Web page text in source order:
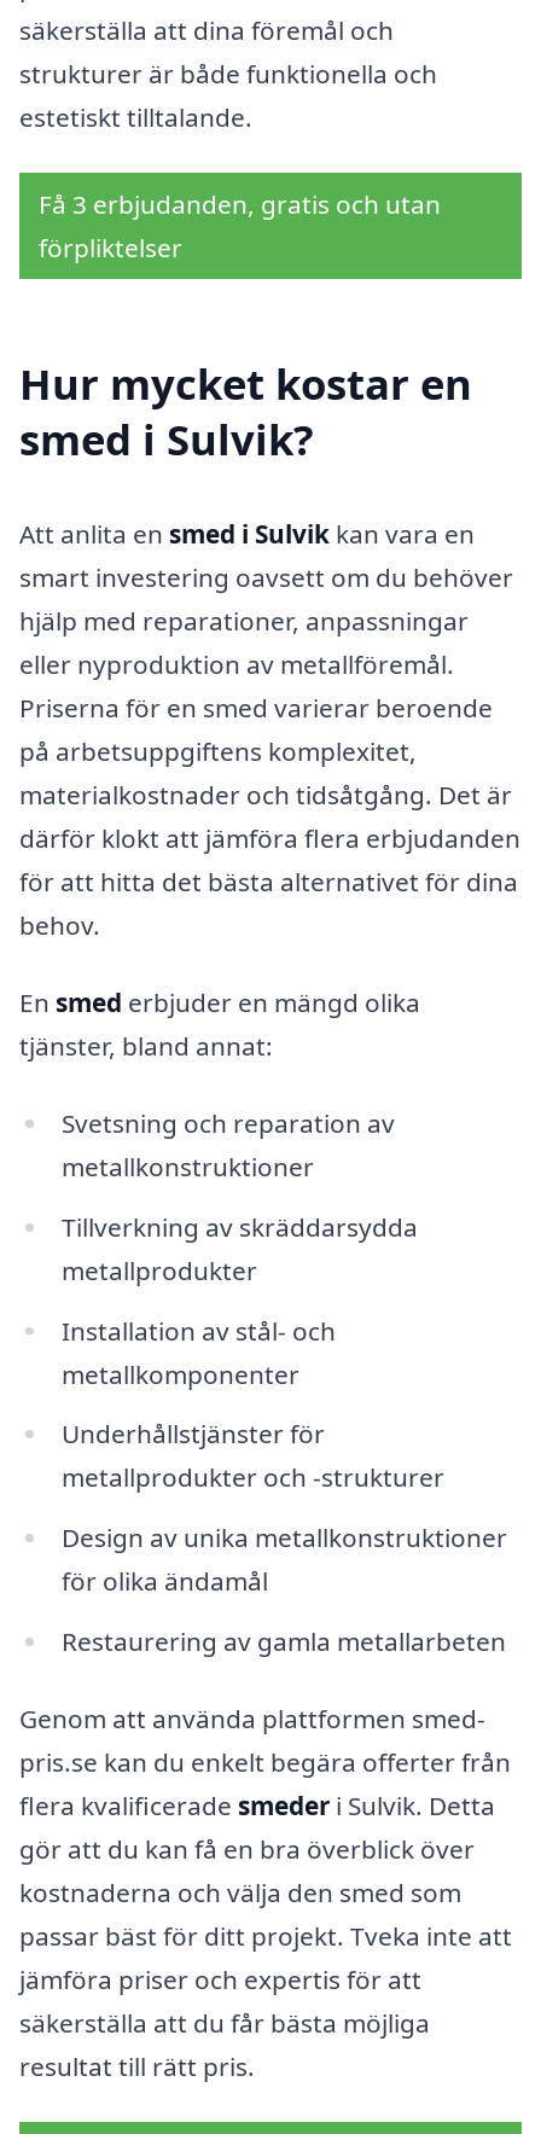
säkerställa att dina föremål och
strukturer är både funktionella och
estetiskt tilltalande.
Få 3 erbjudanden, gratis och utan
förpliktelser
Hur mycket kostar en
smed i Sulvik?
Att anlita en smed i Sulvik kan vara en
smart investering oavsett om du behöver
hjälp med reparationer, anpassningar
eller nyproduktion av metallföremål.
Priserna för en smed varierar beroende
på arbetsuppgiftens komplexitet,
materialkostnader och tidsåtgång. Det är
därför klokt att jämföra flera erbjudanden
för att hitta det bästa alternativet för dina
behov.
En smed erbjuder en mängd olika
tjänster, bland annat:
Svetsning och reparation av
metallkonstruktioner
Tillverkning av skräddarsydda
metallprodukter
Installation av stål- och
metallkomponenter
Underhållstjänster för
metallprodukter och -strukturer
Design av unika metallkonstruktioner
för olika ändamål
Restaurering av gamla metallarbeten
Genom att använda plattformen smed-
pris.se kan du enkelt begära offerter från
flera kvalificerade smeder i Sulvik. Detta
gör att du kan få en bra överblick över
kostnaderna och välja den smed som
passar bäst för ditt projekt. Tveka inte att
jämföra priser och expertis för att
säkerställa att du får bästa möjliga
resultat till rätt pris.